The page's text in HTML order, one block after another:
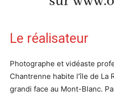
Le réalisateur
Photographe et vidéaste
Chantrenne habite l’île de La
grandi face au Mont-Blanc.